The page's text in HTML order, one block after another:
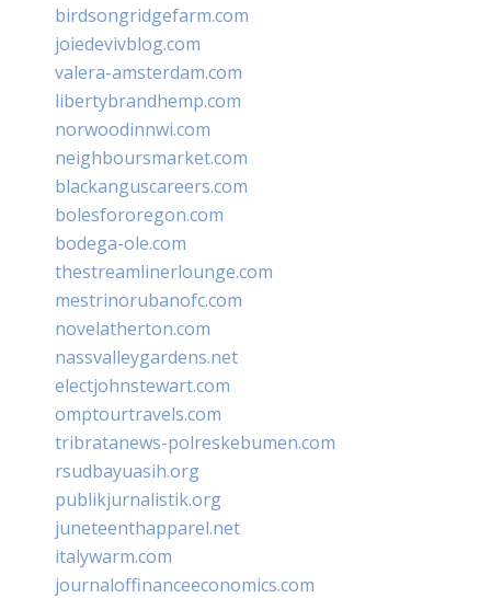
birdsongridgefarm.com
joiedevivblog.com
valera-amsterdam.com
libertybrandhemp.com
norwoodinnwi.com
neighboursmarket.com
blackanguscareers.com
bolesfororegon.com
bodega-ole.com
thestreamlinerlounge.com
mestrinorubanofc.com
novelatherton.com
nassvalleygardens.net
electjohnstewart.com
omptourtravels.com
tribratanews-polreskebumen.com
rsudbayuasih.org
publikjurnalistik.org
juneteenthapparel.net
italywarm.com
journaloffinanceeconomics.com